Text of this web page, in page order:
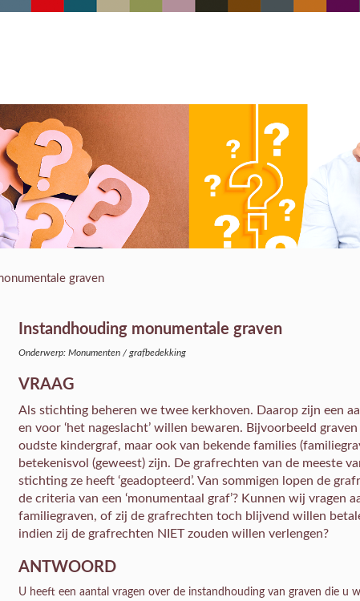
graven
Instandhouding monumentale graven
Onderwerp: Monumenten / grafbedekking
VRAAG
Als stichting beheren we twee kerkhoven. Daarop zijn een
en voor ‘het nageslacht’ willen bewaren. Bijvoorbeeld
oudste kindergraf, maar ook van bekende families
betekenisvol (geweest) zijn. De grafrechten van de meeste
stichting ze heeft ‘geadopteerd’. Van sommigen lopen de
de criteria van een ‘monumentaal graf’? Kunnen wij vragen
familiegraven, of zij de grafrechten toch blijvend willen
indien zij de grafrechten NIET zouden willen verlengen?
ANTWOORD
U heeft een aantal vragen over de instandhouding van graven die u